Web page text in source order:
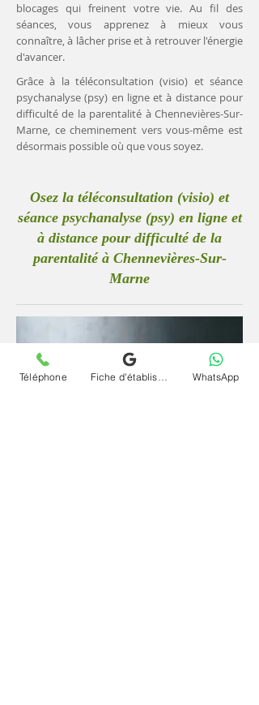
blocages qui freinent votre vie. Au fil des
séances, vous apprenez à mieux vous
connaître, à lâcher prise et à retrouver l'énergie
d'avancer.
Grâce à la téléconsultation (visio) et séance
psychanalyse (psy) en ligne et à distance pour
difficulté de la parentalité à Chennevières-Sur-
Marne, ce cheminement vers vous-même est
désormais possible où que vous soyez.
Osez la téléconsultation (visio) et
séance psychanalyse (psy) en ligne et
à distance pour difficulté de la
parentalité à Chennevières-Sur-
Marne
Téléphone WhatsApp